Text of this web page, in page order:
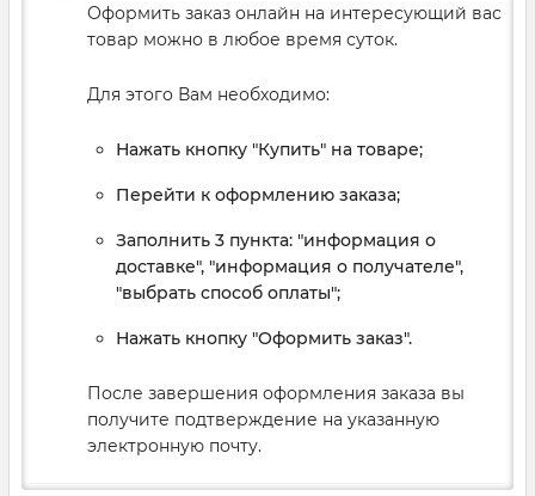
Оформить заказ онлайн на интересующий вас
товар можно в любое время суток.
Для этого Вам необходимо:
Нажать кнопку "Купить" на товаре;
Перейти к оформлению заказа;
Заполнить 3 пункта: "информация о
доставке", "информация о получателе",
"выбрать способ оплаты";
Нажать кнопку "Оформить заказ".
После завершения оформления заказа вы
получите подтверждение на указанную
электронную почту.